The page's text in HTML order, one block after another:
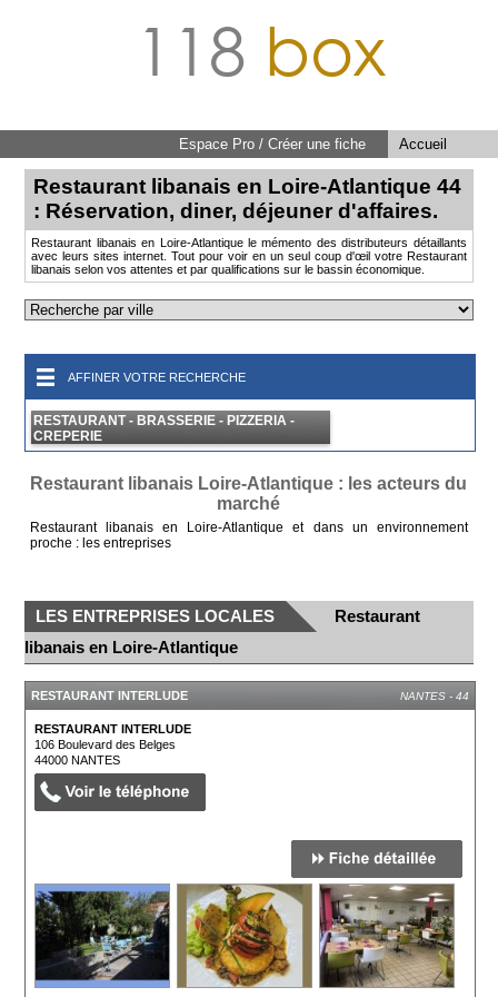
118 box
Accueil
Espace Pro / Créer une fiche
Restaurant libanais en Loire-Atlantique 44
: Réservation, diner, déjeuner d'affaires.
Restaurant libanais en Loire-Atlantique le mémento des distributeurs détaillants
avec leurs sites internet. Tout pour voir en un seul coup d'œil votre Restaurant
libanais selon vos attentes et par qualifications sur le bassin économique.
AFFINER VOTRE RECHERCHE
RESTAURANT - BRASSERIE - PIZZERIA -
CREPERIE
Restaurant libanais Loire-Atlantique : les acteurs du
marché
Restaurant libanais en Loire-Atlantique et dans un environnement
proche : les entreprises
LES ENTREPRISES LOCALES
Restaurant
libanais en Loire-Atlantique
RESTAURANT INTERLUDE NANTES - 44
RESTAURANT INTERLUDE
106 Boulevard des Belges
44000NANTES